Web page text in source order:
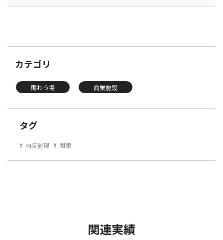
カテゴリ
賑わう場 商業施設
タグ
内装監理 関東
関連実績